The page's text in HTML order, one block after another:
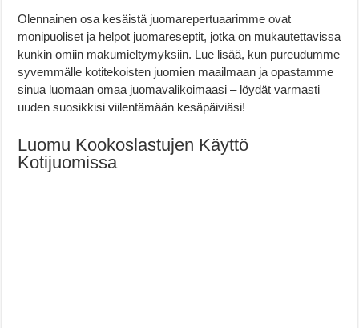
Olennainen osa kesäistä juomarepertuaarimme ovat
monipuoliset ja helpot juomareseptit, jotka on mukautettavissa
kunkin omiin makumieltymyksiin. Lue lisää, kun pureudumme
syvemmälle kotitekoisten juomien maailmaan ja opastamme
sinua luomaan omaa juomavalikoimaasi – löydät varmasti
uuden suosikkisi viilentämään kesäpäiviäsi!
Luomu Kookoslastujen Käyttö
Kotijuomissa